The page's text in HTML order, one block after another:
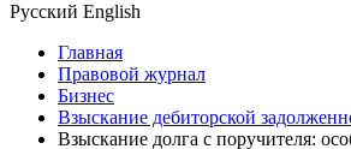
Русский English
Главная
Правовой журнал
Бизнес
Взыскание дебиторской
Взыскание долга с поручителя: